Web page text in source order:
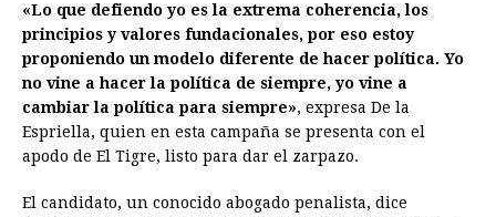
k
e
p
s
n
«Lo que defiendo yo es la extrema coherencia, los
principios y valores fundacionales, por eso estoy
proponiendo un modelo diferente de hacer política. Yo
no vine a hacer la política de siempre, yo vine a
cambiar la política para siempre», expresa De la
Espriella, quien en esta campaña se presenta con el
apodo de El Tigre, listo para dar el zarpazo.
El candidato, un conocido abogado penalista, dice